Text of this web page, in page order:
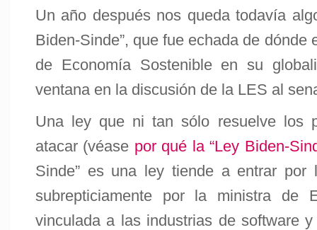
Un año después nos queda todavía
Biden-Sinde”, que fue echada de dónde
de Economía Sostenible en su
ventana en la discusión de la LES al
Una ley que ni tan sólo resuelve los
atacar (véase por qué la “Ley Biden-
Sinde” es una ley tiende a entrar por
subrepticiamente por la ministra de
vinculada a las industrias de software